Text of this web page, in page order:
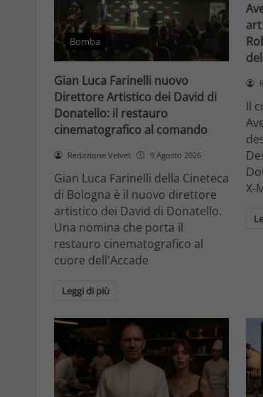
Bomba
Gian Luca Farinelli nuovo
Direttore Artistico dei David di
Donatello: il restauro
cinematografico al comando
Redazione Velvet 9 Agosto 2026
Gian Luca Farinelli della Cineteca
di Bologna è il nuovo direttore
artistico dei David di Donatello.
Una nomina che porta il
restauro cinematografico al
cuore dell'Accade
Leggi di più
Il
X-